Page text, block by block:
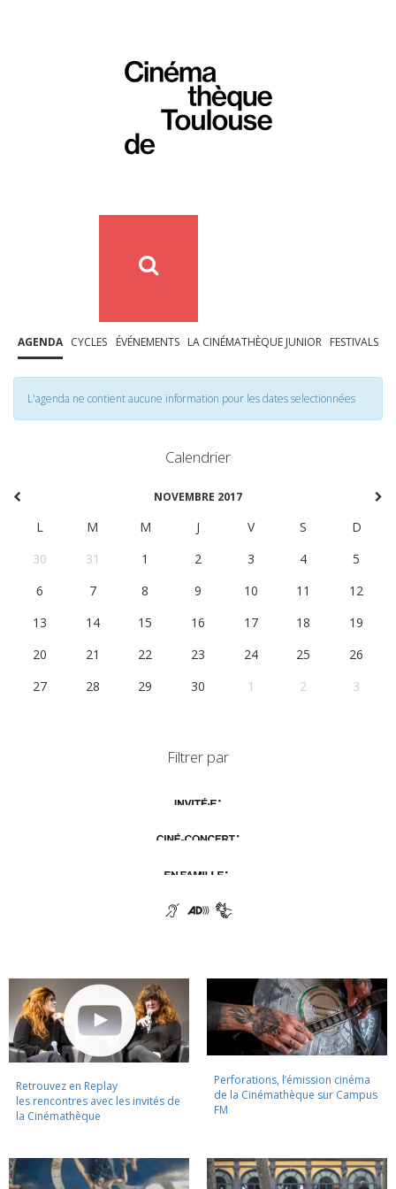
AGENDA CYCLES ÉVÉNEMENTS LA CINÉMATHÈQUE JUNIOR FESTIVALS
L'agenda ne contient aucune information pour les dates selectionnées
Calendrier
NOVEMBRE 2017
L M M J V S
D
30
31 1 2 3 4
5
6
7 8 9 10 11
12
13
14 15 16 17 18
19
20
21 22 23 24 25
26
27
28 29 30 1 2 3
Filtrer par
Retrouvez en Replay
les rencontres avec les invités de
la Cinémathèque
Perforations, l’émission cinéma
de la Cinémathèque sur Campus
FM